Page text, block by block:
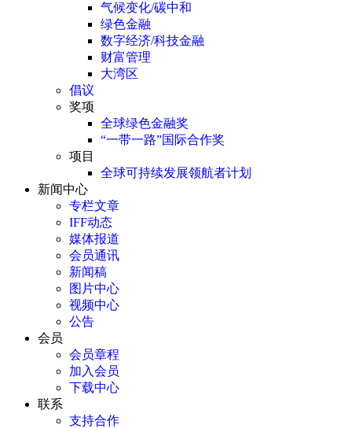
气候变化/碳中和
绿色金融
数字经济/科技金融
财富管理
大湾区
倡议
奖项
全球绿色金融奖
“一带一路”国际合作奖
项目
全球可持续发展领航者计划
新闻中心
专栏文章
IFF动态
媒体报道
会员通讯
新闻稿
图片中心
视频中心
公告
会员
会员章程
加入会员
下载中心
联系
支持合作